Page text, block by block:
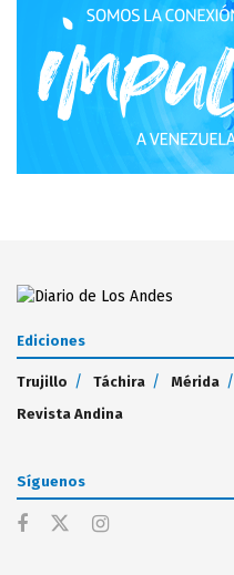
Ediciones
Trujillo Táchira Mérida
Revista Andina
Síguenos